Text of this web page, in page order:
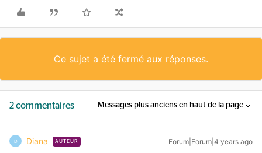
Ce sujet a été fermé aux réponses.
2 commentaires Messages plus anciens en haut de la page
D Diana AUTEUR Forum|Forum|4 years ago